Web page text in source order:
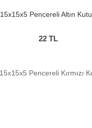
15x15x5 Pencereli Altın Kutu
22 TL